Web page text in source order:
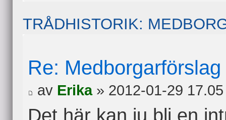
TRÅDHISTORIK:
Re: Medborgarförslag
av Erika» 2012-01-29 17.05
Det här kan ju bli en